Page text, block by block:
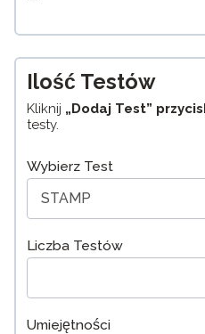
Ilość Testów
Kliknij „Dodaj Test”
testy.
Wybierz Test
Liczba Testów
Umiejętności